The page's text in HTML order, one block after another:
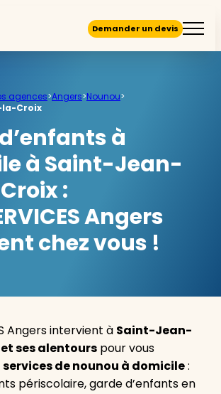
Demander un devis
agences>Angers>Nounou>
Croix
à
à Saint-Jean-
:
Angers
chez vous !
Angers intervient à Saint-Jean-
ses alentours pour vous
services de nounou à domicile:
périscolaire, garde d’enfants en